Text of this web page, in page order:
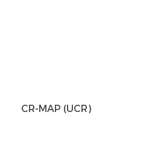
CR-MAP (UCR)